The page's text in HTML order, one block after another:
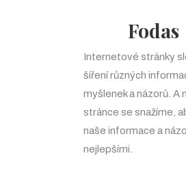
Fodas
Internetové stránky
šíření různých
myšlenek a názorů. A
stránce se snažíme,
naše informace a
nejlepšími.